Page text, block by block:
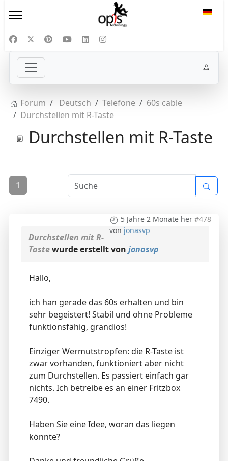
Forum Deutsch Telefone
60s cable
Durchstellen mit R-Taste
Durchstellen mit R-Taste
1
5 Jahre 2 Monate her #478
von jonasvp
Durchstellen mit R-
Tastewurde erstellt von jonasvp
Hallo,
ich han gerade das 60s erhalten und bin
sehr begeistert! Stabil und ohne Probleme
funktionsfähig, grandios!
Einziger Wermutstropfen: die R-Taste ist
zwar vorhanden, funktioniert aber nicht
zum Durchstellen. Es passiert einfach gar
nichts. Ich betreibe es an einer Fritzbox
7490.
Haben Sie eine Idee, woran das liegen
könnte?